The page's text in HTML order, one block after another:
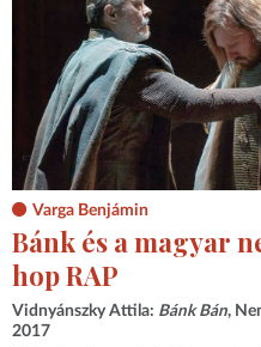
Varga Benjámin
Bánk és a magyar
hop RAP
Vidnyánszky Attila: Bánk Bán,
2017